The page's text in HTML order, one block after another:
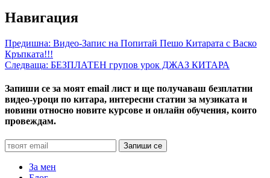
Навигация
Предишна: Видео-Запис на Попитай Пешо Китарата с Васко
Кръпката!!!
Следваща: БЕЗПЛАТЕН групов урок ДЖАЗ КИТАРА
Запиши се за моят email лист и ще получаваш безплатни
видео-уроци по китара, интересни статии за музиката и
новини относно новите курсове и онлайн обучения, които
провеждам.
За мен